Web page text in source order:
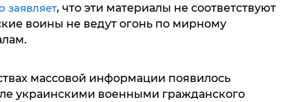
заявляет, что эти материалы не соответствуют
воины не ведут огонь по мирному
массовой информации появилось
украинскими военными гражданского